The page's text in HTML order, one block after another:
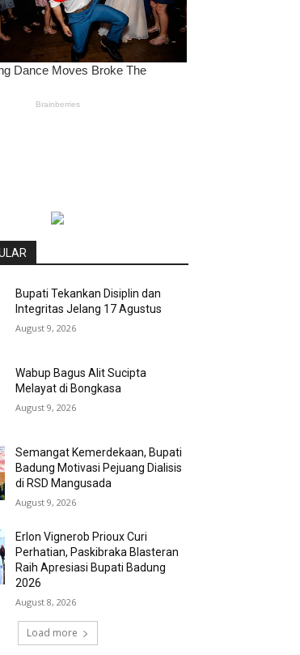
Bupati Tekankan Disiplin dan
Integritas Jelang 17 Agustus
August 9, 2026
Wabup Bagus Alit Sucipta
Melayat di Bongkasa
August 9, 2026
Semangat Kemerdekaan, Bupati
Badung Motivasi Pejuang Dialisis
di RSD Mangusada
August 9, 2026
Erlon Vignerob Prioux Curi
Perhatian, Paskibraka Blasteran
Raih Apresiasi Bupati Badung
2026
August 8, 2026
Load more